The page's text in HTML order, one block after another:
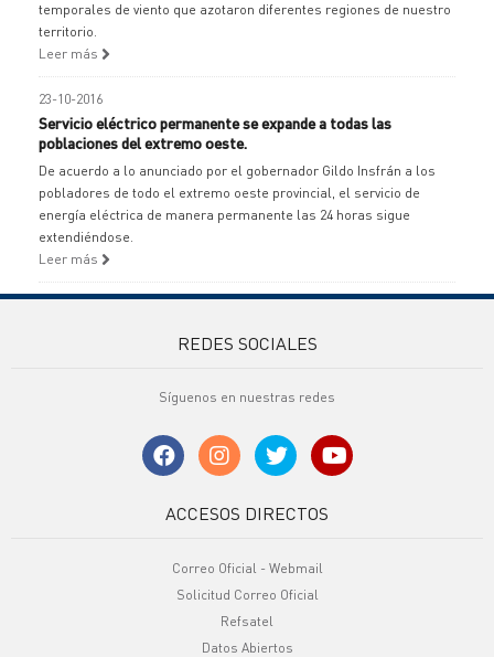
temporales de viento que azotaron diferentes regiones de nuestro
territorio.
Leer más
23-10-2016
Servicio eléctrico permanente se expande a todas las
poblaciones del extremo oeste.
De acuerdo a lo anunciado por el gobernador Gildo Insfrán a los
pobladores de todo el extremo oeste provincial, el servicio de
energía eléctrica de manera permanente las 24 horas sigue
extendiéndose.
Leer más
REDES SOCIALES
Síguenos en nuestras redes
ACCESOS DIRECTOS
Correo Oficial - Webmail
Solicitud Correo Oficial
Refsatel
Datos Abiertos